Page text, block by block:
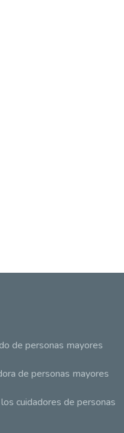
de personas mayores
de personas mayores
cuidadores de personas